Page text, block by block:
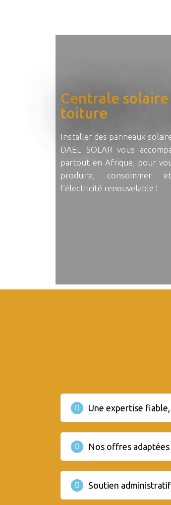
Centrale solaire
toiture
Installer des panneaux
DAEL SOLAR vous
partout en Afrique, pour
produire, consommer
l’électricité renouvelable !
Une expertise
Nos offres
Soutien